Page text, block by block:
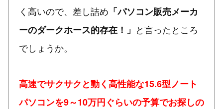
く高いので、差し詰め 「パソコン販売メーカ
ーのダークホース的存在！」 と言ったところ
でしょうか。
高速でサクサクと動く高性能な15.6型ノート
パソコンを9～10万円ぐらいの予算でお探しの